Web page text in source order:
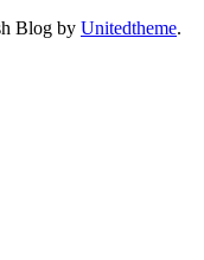
Blog by Unitedtheme.